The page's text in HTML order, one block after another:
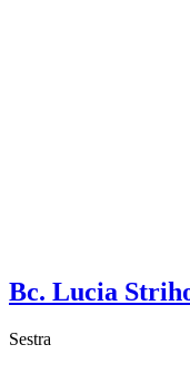
Bc. Lucia
Sestra